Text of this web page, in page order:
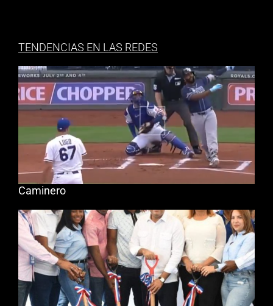
TENDENCIAS EN LAS REDES
Caminero